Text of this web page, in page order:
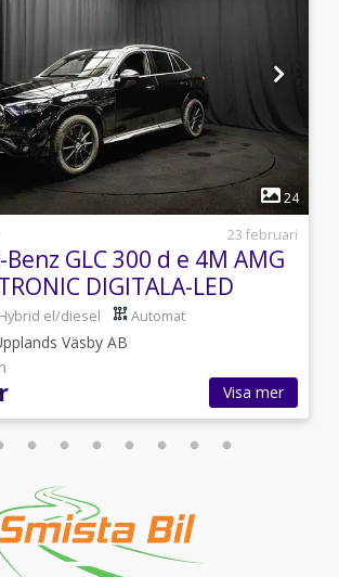
1
24
23 februari
GLC 300 d e 4M AMG
DIGITALA-LED
Hybrid el/diesel Automat
Väsby AB
Visa mer